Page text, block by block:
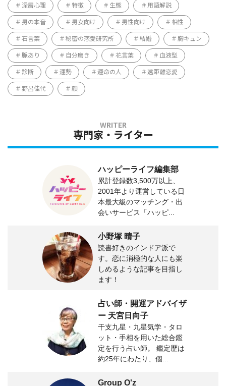
深層心理 特徴 生態 用語解説
男の本音 男女向け 男性向け 相性
石言葉 秘密の恋愛研究所 結婚 胸キュン
脈あり 自分磨き 花言葉 血液型
診断 運勢 運命の人 遠距離恋愛
野呂佳代 顔
専門家・ライター
ハッピーライフ編集部
累計登録数3,500万以上、
2001年より運営している日
本最大級のマッチング・出
会いサービス「ハッピ...
小野塚 晴子
読書好きのインドア派で
す。恋に消極的な人にも楽
しめるような記事を目指し
ます！
占い師・開運アドバイザ
ー 天宮日向子
干支九星・九星気学・タロ
ット・手相を用いた総合鑑
定を行う占い師。 鑑定歴は
約25年にわたり、個...
Group O'z